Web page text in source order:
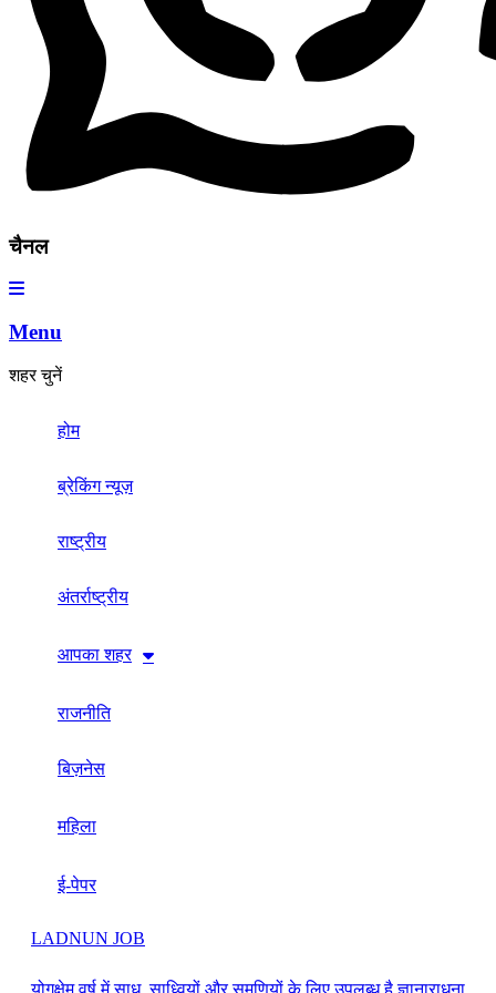
चैनल
Menu
शहर चुनें
होम
ब्रेकिंग न्यूज़
राष्ट्रीय
अंतर्राष्ट्रीय
आपका शहर
राजनीति
बिज़नेस
महिला
ई-पेपर
LADNUN JOB
योगक्षेम वर्ष में साधु, साध्वियों और समणियों के लिए उपलब्ध है ज्ञानाराधना